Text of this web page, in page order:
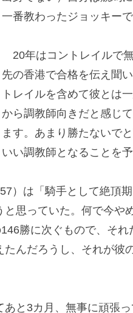
一番教わったジョッキー
20年はコントレイルで
先の香港で合格を伝え聞
トレイルを含めて彼とは
から調教師向きだと感じ
ます。あまり勝たないで
いい調教師となることを予
）は「騎手として絶頂
思っていた。何で今や
勝に次ぐもので、そ
んだろうし、それが彼
と3カ月、無事に頑張